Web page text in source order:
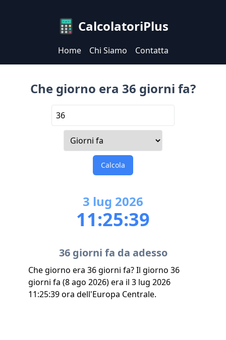
CalcolatoriPlus
Home Chi Siamo Contatta
Che giorno era 36 giorni fa?
Calcola
3 lug 2026
11:25:39
36 giorni fa da adesso
Che giorno era 36 giorni fa? Il giorno 36
giorni fa (8 ago 2026) era il 3 lug 2026
11:25:39 ora dell'Europa Centrale.